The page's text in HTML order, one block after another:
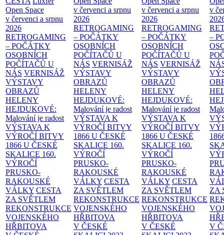
Open Space
v červenci a srpnu
2026
RETROGAMING
– POČÁTKY
OSOBNÍCH
POČÍTAČŮ U
NÁS VERNISÁŽ
VÝSTAVY
OBRAZŮ
HELENY
HEJDUKOVÉ:
Malování je radost
VÝSTAVA K
VÝROČÍ BITVY
1866 U ČESKÉ
SKALICE 160.
VÝROČÍ
PRUSKO-
RAKOUSKÉ
VÁLKY CESTA
ZA SVĚTLEM
REKONSTRUKCE
VOJENSKÉHO
HŘBITOVA
v červenci a srpnu
2026
RETROGAMING
– POČÁTKY
OSOBNÍCH
POČÍTAČŮ U
NÁS VERNISÁŽ
VÝSTAVY
OBRAZŮ
HELENY
HEJDUKOVÉ:
Malování je radost
VÝSTAVA K
VÝROČÍ BITVY
1866 U ČESKÉ
SKALICE 160.
VÝROČÍ
PRUSKO-
RAKOUSKÉ
VÁLKY CESTA
ZA SVĚTLEM
REKONSTRUKCE
VOJENSKÉHO
HŘBITOVA
V ČESKÉ
v červenci a srpnu
2026
RETROGAMING
– POČÁTKY
OSOBNÍCH
POČÍTAČŮ U
NÁS VERNISÁŽ
VÝSTAVY
OBRAZŮ
HELENY
HEJDUKOVÉ:
Malování je radost
VÝSTAVA K
VÝROČÍ BITVY
1866 U ČESKÉ
SKALICE 160.
VÝROČÍ
PRUSKO-
RAKOUSKÉ
VÁLKY CESTA
ZA SVĚTLEM
REKONSTRUKCE
VOJENSKÉHO
HŘBITOVA
V ČESKÉ
v
–
ZA
V